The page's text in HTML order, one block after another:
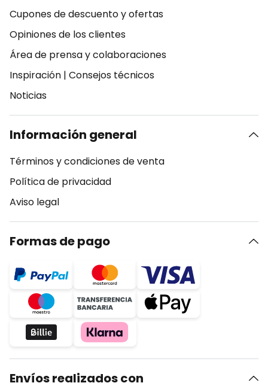
Cupones de descuento y ofertas
Opiniones de los clientes
Área de prensa y colaboraciones
Inspiración | Consejos técnicos
Noticias
Información general
Términos y condiciones de venta
Política de privacidad
Aviso legal
Formas de pago
Envíos realizados con